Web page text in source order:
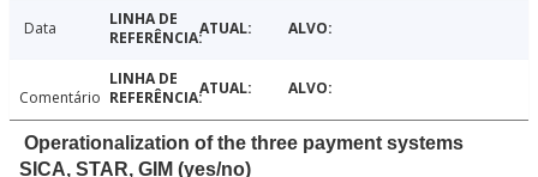
Data
Comentário
Operationalization of the three payment systems
SICA, STAR, GIM (yes/no)